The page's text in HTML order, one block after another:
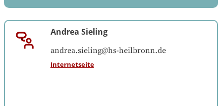
Andrea Sieling
andrea.sieling@hs-heilbronn.de
Internetseite